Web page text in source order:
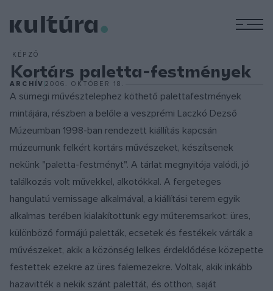
KÉPZŐ
Kortárs paletta-festmények
ARCHÍV2006. OKTÓBER 18.
A sümegi művésztelephez köthető palettafestmények
mintájára, részben a belőle a veszprémi Laczkó Dezső
Múzeumban 1998-ban rendezett kiállítás kapcsán
múzeumunk felkért kortárs művészeket, készítsenek
nekünk "paletta-festményt". A tárlat megnyitója valódi, jó
találkozás volt művekkel, alkotókkal. A fergeteges
hangulatú vernissage alkalmával, a kiállítási terem egyik
alkalmas terében kialakítottunk egy műteremsarkot: üres,
különböző formájú paletták, ecsetek és festékek várták a
művészeket, akik a közönség lelkes érdeklődése közepette
festettek ezekre az üres fa­lemezekre. Voltak, akik inkább
hazavitték a nekik szánt palettát, és otthon, saját